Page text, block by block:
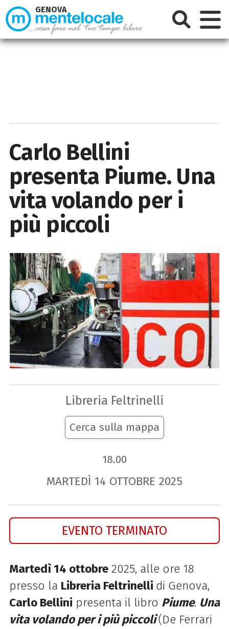
Carlo Bellini
presenta Piume. Una
vita volando per i
più piccoli
Libreria Feltrinelli
Cerca sulla mappa
18.00
MARTEDÌ 14 OTTOBRE 2025
EVENTO TERMINATO
Martedì 14 ottobre2025, alle ore 18
presso la Libreria Feltrinelli di Genova,
Carlo Bellini presenta il libro Piume. Una
vita volando per i più piccoli(De Ferrari
GENOVA